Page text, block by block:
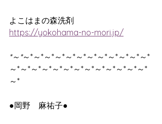
よこはまの森洗剤
https://yokohama-no-mori.jp/
*～*～*～*～*～*～*～*～*～*～*～*～*～*
～*～*～*～*～*～*～*～*～*～*～*～*～*
～*
●岡野　麻祐子●